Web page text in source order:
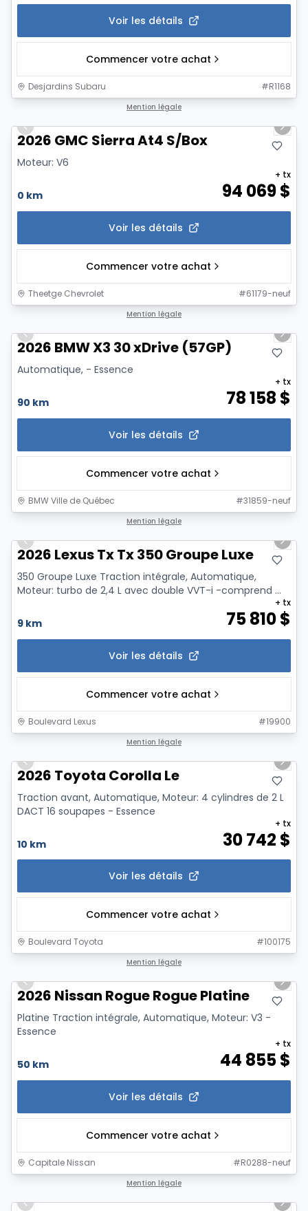
Voir les détails
Commencer votre achat
Desjardins Subaru #R1168
Mention légale
Previous slide
Next
2026 GMC Sierra At4 S/Box
Moteur: V6
0 km 94 069$
+ tx
Voir les détails
Commencer votre achat
Theetge Chevrolet #61179-neuf
Mention légale
Previous slide
Next
2026 BMW X3 30 xDrive (57GP)
Automatique, - Essence
90 km 78 158 $
+ tx
Voir les détails
Commencer votre achat
BMW Ville de Québec #31859-neuf
Mention légale
Previous slide
Next
2026 Lexus Tx Tx 350 Groupe Luxe
350 Groupe Luxe Traction intégrale, Automatique,
Moteur: turbo de 2,4 L avec double VVT-i -comprend ...
9 km 75 810$
+ tx
Voir les détails
Commencer votre achat
Boulevard Lexus #19900
Mention légale
Previous slide
Next
2026 Toyota Corolla Le
Traction avant, Automatique, Moteur: 4 cylindres de 2 L
DACT 16 soupapes - Essence
10 km 30 742 $
+ tx
Voir les détails
Commencer votre achat
Boulevard Toyota #100175
Mention légale
Previous slide
Next
2026 Nissan Rogue Rogue Platine
Platine Traction intégrale, Automatique, Moteur: V3 -
Essence
50 km 44 855$
+ tx
Voir les détails
Commencer votre achat
Capitale Nissan #R0288-neuf
Mention légale